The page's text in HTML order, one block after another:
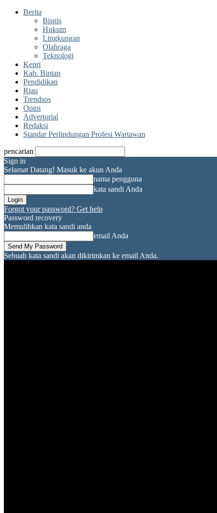
Berita
Bisnis
Hukum
Lingkungan
Olahraga
Teknologi
Kepri
Kab. Bintan
Pendidikan
Riau
Trendsos
Opini
Advertorial
Redaksi
Standar Perlindungan Profesi Wartawan
pencarian
Sign in
Selamat Datang! Masuk ke akun Anda
nama pengguna
kata sandi Anda
Forgot your password? Get help
Password recovery
Memulihkan kata sandi anda
email Anda
Sebuah kata sandi akan dikirimkan ke email Anda.